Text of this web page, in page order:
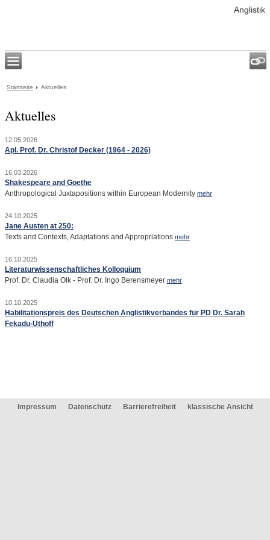
Anglistik
Startseite Aktuelles
Aktuelles
12.05.2026
Apl. Prof. Dr. Christof Decker (1964 - 2026)
16.03.2026
Shakespeare and Goethe
Anthropological Juxtapositions within European Modernity mehr
24.10.2025
Jane Austen at 250:
Texts and Contexts, Adaptations and Appropriations mehr
16.10.2025
Literaturwissenschaftliches Kolloquium
Prof. Dr. Claudia Olk - Prof. Dr. Ingo Berensmeyer mehr
10.10.2025
Habilitationspreis des Deutschen Anglistikverbandes für PD Dr. Sarah
Fekadu-Uthoff
Impressum Datenschutz Barrierefreiheit klassische Ansicht